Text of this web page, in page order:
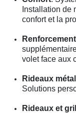
Installation de
confort et la
Renforcement
volet face aux
Rideaux
Solutions
Rideaux et